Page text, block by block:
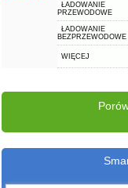
ŁADOWANIE
PRZEWODOWE
ŁADOWANIE
BEZPRZEWODOWE
WIĘCEJ